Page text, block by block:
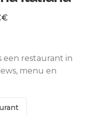
een restaurant in
menu en